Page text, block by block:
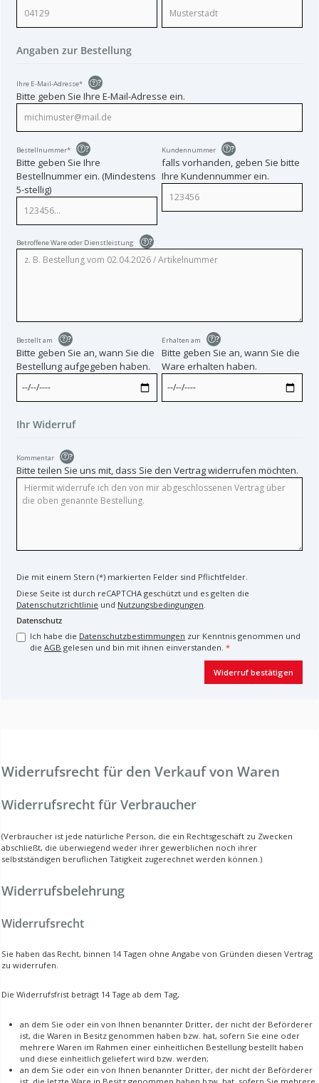
Angaben zur Bestellung
Ihre E-Mail-Adresse* ?
Bitte geben Sie Ihre E-Mail-Adresse ein.
Bestellnummer* ?
Bitte geben Sie Ihre
Bestellnummer ein. (Mindestens
5-stellig)
Kundennummer ?
falls vorhanden, geben Sie bitte
Ihre Kundennummer ein.
Betroffene Ware oder Dienstleistung ?
Bestellt am ?
Bitte geben Sie an, wann Sie die
Bestellung aufgegeben haben.
Erhalten am ?
Bitte geben Sie an, wann Sie die
Ware erhalten haben.
Ihr Widerruf
Kommentar ?
Bitte teilen Sie uns mit, dass Sie den Vertrag widerrufen möchten.
Die mit einem Stern (*) markierten Felder sind Pflichtfelder.
Diese Seite ist durch reCAPTCHA geschützt und es gelten die
Datenschutzrichtlinie und Nutzungsbedingungen
Datenschutz
Ich habe die Datenschutzbestimmungen zur Kenntnis genommen und
dieAGB gelesen und bin mit ihnen einverstanden.*
Widerruf bestätigen
Widerrufsrecht für den Verkauf von Waren
Widerrufsrecht für Verbraucher
(Verbraucher ist jede natürliche Person, die ein Rechtsgeschäft zu Zwecken
abschließt, die überwiegend weder ihrer gewerblichen noch ihrer
selbstständigen beruflichen Tätigkeit zugerechnet werden können.)
Widerrufsbelehrung
Widerrufsrecht
Sie haben das Recht, binnen 14 Tagen ohne Angabe von Gründen diesen Vertrag
zu widerrufen.
Die Widerrufsfrist beträgt 14 Tage ab dem Tag,
an dem Sie oder ein von Ihnen benannter Dritter, der nicht der Beförderer
ist, die Waren in Besitz genommen haben bzw. hat, sofern Sie eine oder
mehrere Waren im Rahmen einer einheitlichen Bestellung bestellt haben
und diese einheitlich geliefert wird bzw. werden;
an dem Sie oder ein von Ihnen benannter Dritter, der nicht der Beförderer